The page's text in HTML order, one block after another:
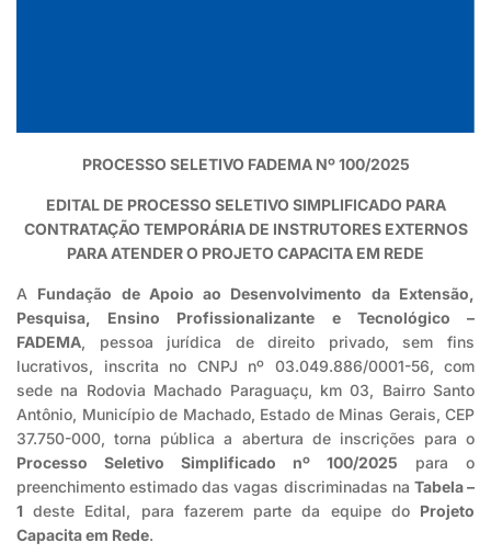
PROCESSO SELETIVO FADEMA Nº 100/2025
EDITAL DE PROCESSO SELETIVO SIMPLIFICADO PARA
CONTRATAÇÃO TEMPORÁRIA DE INSTRUTORES EXTERNOS
PARA ATENDER O PROJETO CAPACITA EM REDE
A Fundação de Apoio ao Desenvolvimento da Extensão,
Pesquisa, Ensino Profissionalizante e Tecnológico –
FADEMA, pessoa jurídica de direito privado, sem fins
lucrativos, inscrita no CNPJ nº 03.049.886/0001-56, com
sede na Rodovia Machado Paraguaçu, km 03, Bairro Santo
Antônio, Município de Machado, Estado de Minas Gerais, CEP
37.750-000, torna pública a abertura de inscrições para o
Processo Seletivo Simplificado nº 100/2025 para o
preenchimento estimado das vagas discriminadas na Tabela –
1 deste Edital, para fazerem parte da equipe do Projeto
Capacita em Rede.